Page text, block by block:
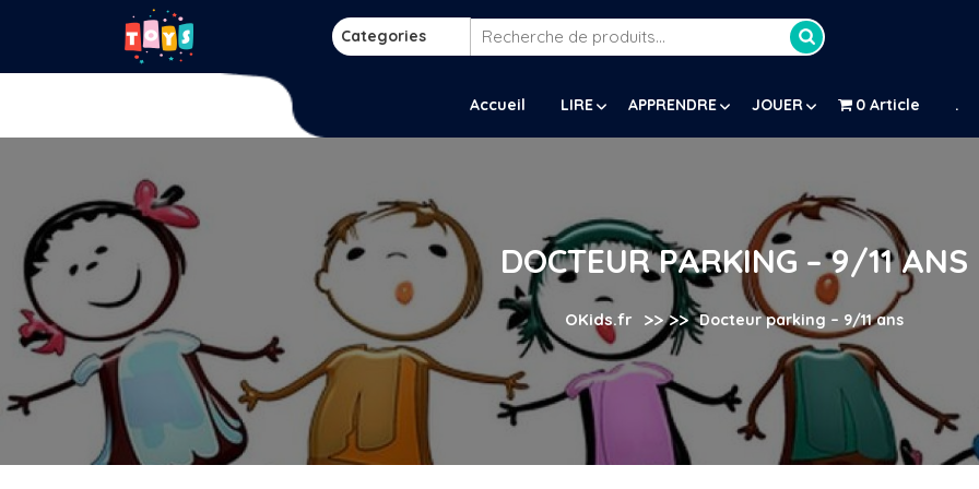
Categories
Recherche
Accueil LIRE APPRENDRE JOUER 0 Article .
DOCTEUR PARKING – 9/11 ANS
OKids.fr >> >> Docteur parking – 9/11 ans